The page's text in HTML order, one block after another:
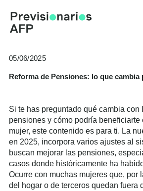
contenido
05/06/2025
Reforma de Pensiones: lo que
Si te has preguntado qué cambia con
pensiones y cómo podría beneficiarte
mujer, este contenido es para ti. La
en 2025, incorpora varios ajustes al
buscan mejorar las pensiones,
casos donde históricamente ha
Ocurre con muchas mujeres que, por
del hogar o de terceros quedan fuera